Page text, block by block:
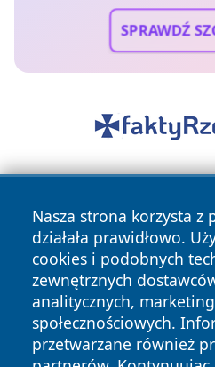
SPRAWDŹ
Nasza strona korzysta z
działała prawidłowo.
cookies i podobnych
zewnętrznych
analitycznych,
społecznościowych.
przetwarzane również
Copyright © 2026
zastrzeżone.